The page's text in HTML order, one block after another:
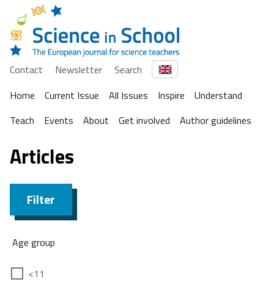
Contact Newsletter
Search
Home
Current Issue All Issues Inspire
Understand
Teach
Events About Get involved Author guidelines
Articles
Filter
Age group
<11